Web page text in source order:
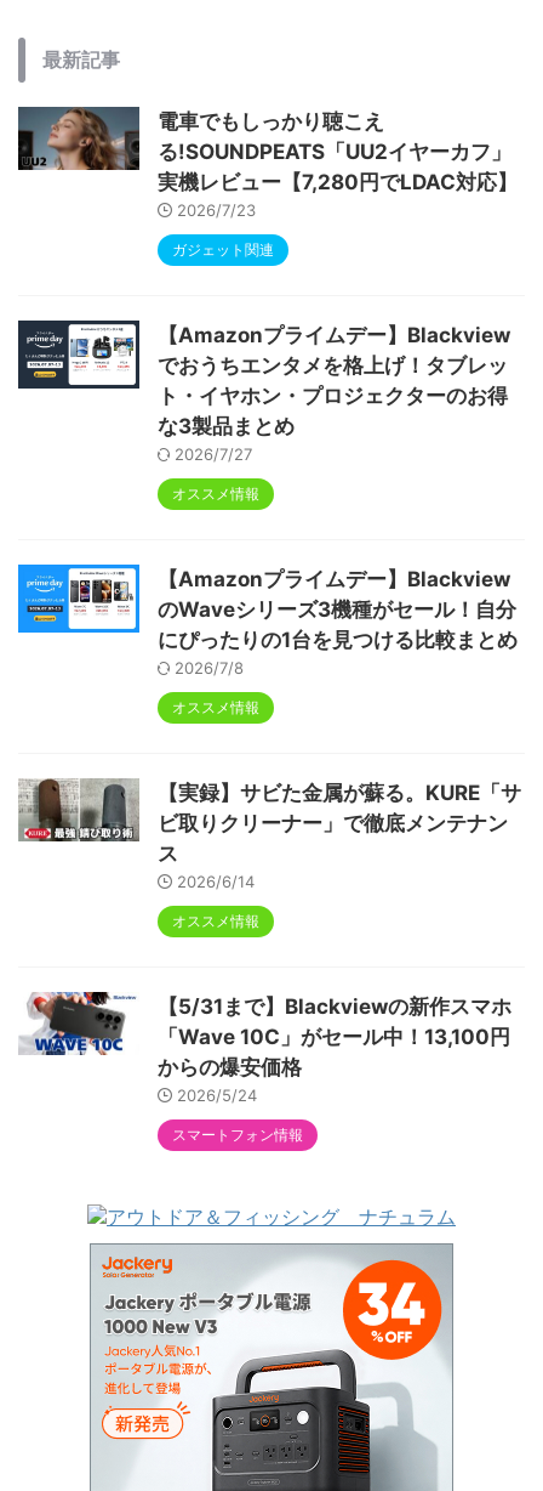
最新記事
電車でもしっかり聴こえ
る!SOUNDPEATS「UU2イヤーカフ」
実機レビュー【7,280円でLDAC対応】
2026/7/23
ガジェット関連
【Amazonプライムデー】Blackview
でおうちエンタメを格上げ！タブレッ
ト・イヤホン・プロジェクターのお得
な3製品まとめ
2026/7/27
オススメ情報
【Amazonプライムデー】Blackview
のWaveシリーズ3機種がセール！自分
にぴったりの1台を見つける比較まとめ
2026/7/8
オススメ情報
【実録】サビた金属が蘇る。KURE「サ
ビ取りクリーナー」で徹底メンテナン
ス
2026/6/14
オススメ情報
【5/31まで】Blackviewの新作スマホ
「Wave 10C」がセール中！13,100円
からの爆安価格
2026/5/24
スマートフォン情報